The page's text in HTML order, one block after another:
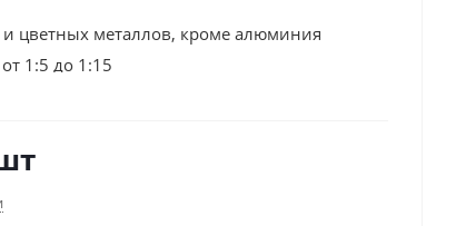
цветных металлов, кроме алюминия
1:5 до 1:15
не теряет своих свойств
обрабатываемую поверхность